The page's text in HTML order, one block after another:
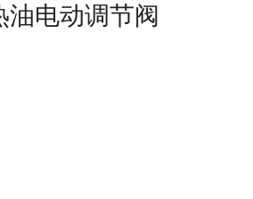
油电动调节阀